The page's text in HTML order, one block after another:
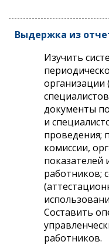
Выдержка из
Изучить
организации
документы
и
проведения;
комиссии,
показателей
работников;
Составить
работников.